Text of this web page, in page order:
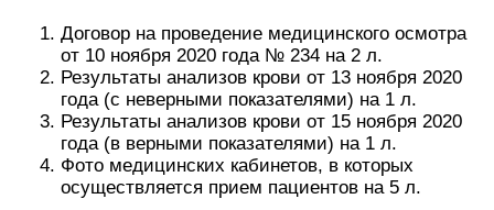
Договор на проведение медицинского осмотра
от 10 ноября 2020 года № 234 на 2 л.
Результаты анализов крови от 13 ноября 2020
года (с неверными показателями) на 1 л.
Результаты анализов крови от 15 ноября 2020
года (в верными показателями) на 1 л.
Фото медицинских кабинетов, в которых
осуществляется прием пациентов на 5 л.